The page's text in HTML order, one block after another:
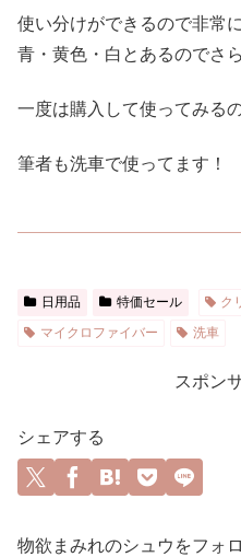
使い分けができるので非常
青・黄色・白とあるのでさ
一度は購入して使ってみる
筆者も洗車で使ってます！
日用品 特価セール
ク
マイクロファイバー
洗車
スポン
シェアする
物欲まみれのシュウをフォ